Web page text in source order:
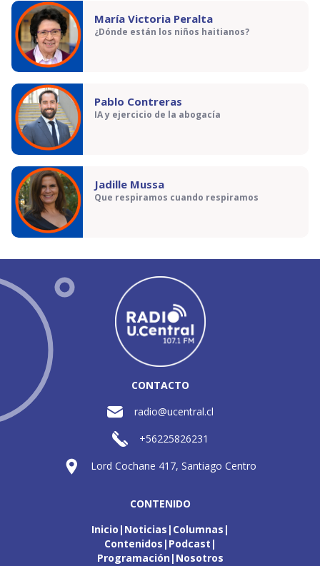
María Victoria Peralta
¿Dónde están los niños haitianos?
Pablo Contreras
IA y ejercicio de la abogacía
Jadille Mussa
Que respiramos cuando respiramos
CONTACTO
radio@ucentral.cl
+56225826231
Lord Cochane 417, Santiago Centro
CONTENIDO
Inicio Noticias Columnas
Contenidos Podcast
Programación Nosotros